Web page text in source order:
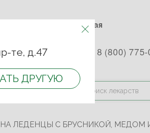
м.Спортивная
пр-т, д. 47
те, д.47
ДРУГУЮ
+7 (499) 242-90-85 8 (800) 775-
Акции
ЛЕДЕНЦЫ С БРУСНИКОЙ, МЕДОМ